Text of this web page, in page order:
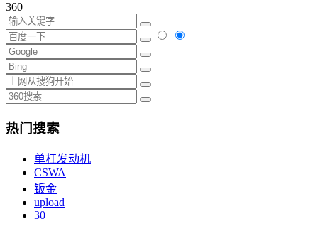
360
热门搜索
单杠发动机
CSWA
钣金
upload
30